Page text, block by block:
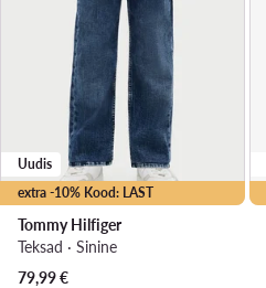
extra -10% Kood: LAST
Uudis
Tommy Hilfiger
Teksad · Sinine
79,99€